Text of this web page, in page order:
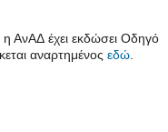
, η ΑνΑΔ έχει εκδώσει Οδηγό
αναρτημένος εδώ